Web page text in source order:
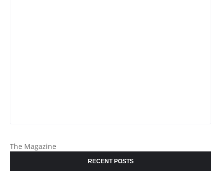
The Magazine
RECENT POSTS